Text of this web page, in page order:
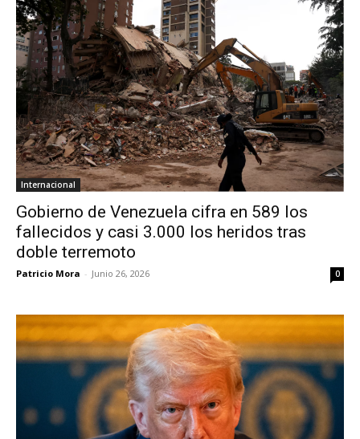
Internacional
Gobierno de Venezuela cifra en 589 los
fallecidos y casi 3.000 los heridos tras
doble terremoto
Patricio Mora - Junio 26, 2026 0